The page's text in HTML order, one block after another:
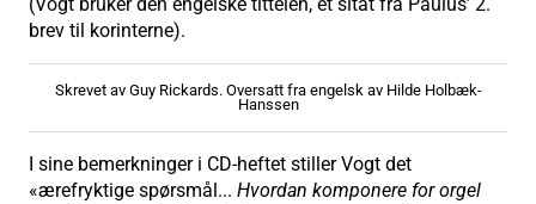
brev til korinterne).
Skrevet av Guy Rickards. Oversatt fra engelsk av Hilde Holbæk-
Hanssen
I sine bemerkninger i CD-heftet stiller Vogt det
«ærefryktige spørsmål... Hvordan komponere for orgel